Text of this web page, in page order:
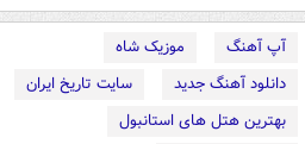
آپ آهنگ
موزیک شاه
دانلود آهنگ جدید
سایت تاریخ ایران
بهترین هتل های استانبول